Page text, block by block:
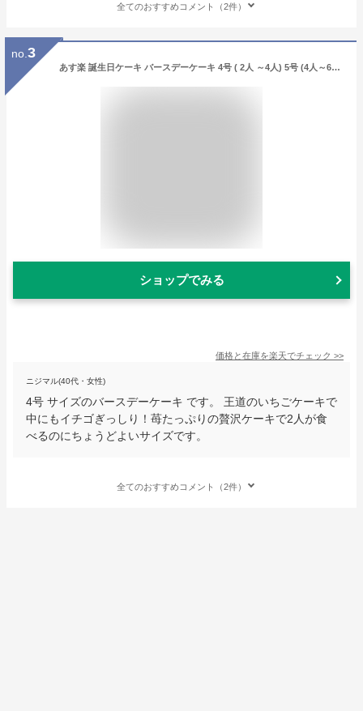
全てのおすすめコメント（2件）
no. 3
あす楽 誕生日ケーキ バースデーケーキ 4号 ( 2人 ～4人) 5号 (4人～6人) 送料無料 イチゴ 苺 いちごケーキ 熊ケーキ いちご ケーキ ホール フルーツケーキ パーティー デザート お祝い 誕生日 ケーキ 誕生日プレゼント スイーツ ギフト お菓子 誕生日スイーツ 子供 大人
ショップでみる
価格と在庫を楽天でチェック >>
ニジマル(40代・女性)
4号 サイズのバースデーケーキ です。 王道のいちごケーキで
中にもイチゴぎっしり！苺たっぷりの贅沢ケーキで2人が食
べるのにちょうどよいサイズです。
全てのおすすめコメント（2件）